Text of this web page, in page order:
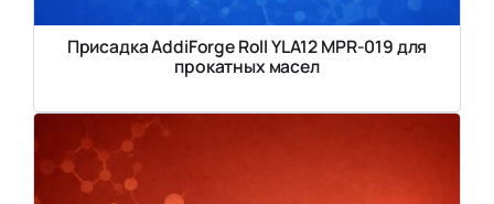
Присадка AddiForge Roll YLA12 MPR-019 для
прокатных масел